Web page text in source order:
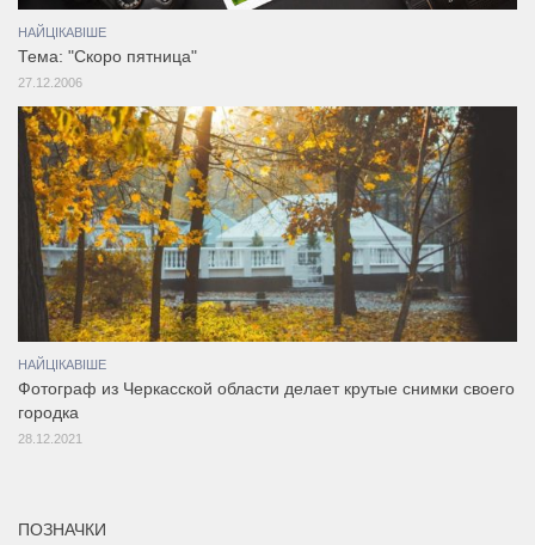
НАЙЦІКАВІШЕ
Тема: "Скоро пятница"
27.12.2006
НАЙЦІКАВІШЕ
Фотограф из Черкасской области делает крутые снимки своего
городка
28.12.2021
ПОЗНАЧКИ